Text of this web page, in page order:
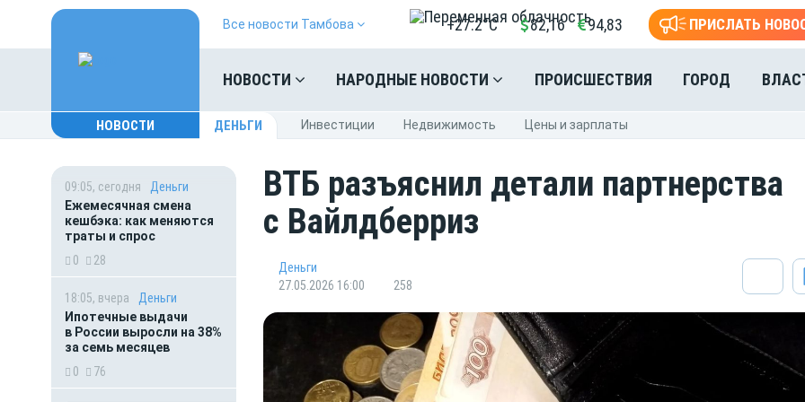
Все новости Тамбова +27.2°C 82,16 94,83 ПРИСЛАТЬ
НОВОСТИ НАРОДНЫЕ НОВОСТИ ПРОИСШЕСТВИЯ ГОРОД
НОВОСТИ ДЕНЬГИ Инвестиции Недвижимость Цены и зарплаты
09:05, сегодня
Деньги
Ежемесячная смена
кешбэка: как меняются
траты и спрос
0
28
18:05, вчера
Деньги
Ипотечные выдачи
в России выросли на 38%
за семь месяцев
0
76
ВТБ разъяснил детали партнерства
с Вайлдберриз
Деньги
27.05.2026 16:00
258